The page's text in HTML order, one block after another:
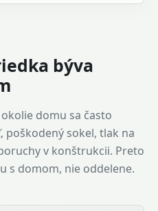
býva
domu sa často
poškodený sokel, tlak na
v konštrukcii. Preto
s domom, nie oddelene.